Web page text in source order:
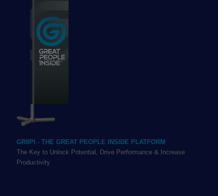
GR8PI - THE GREAT PEOPLE INSIDE PLATFORM
The Key to Unlock Potential, Drive Performance & Increase
Productivity